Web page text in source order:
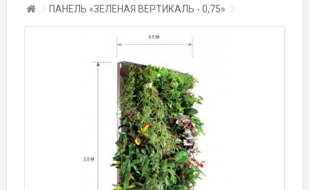
Главная
ПАНЕЛЬ «ЗЕЛЕНАЯ ВЕРТИКАЛЬ - 0,75»